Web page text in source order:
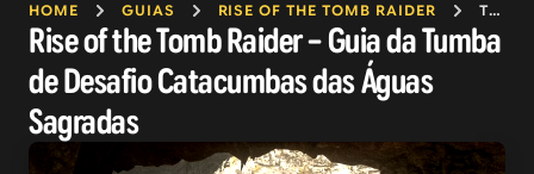
HOME GUIAS RISE OF THE TOMB RAIDER TUMBA CATACUMBAS DAS ÁGUAS SAGRADAS
Rise of the Tomb Raider – Guia da Tumba
de Desafio Catacumbas das Águas
Sagradas